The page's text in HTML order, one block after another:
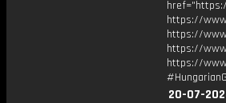
https://
https://
https://
https://
20-07-